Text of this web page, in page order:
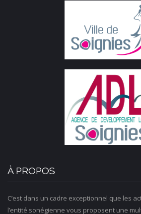
À PROPOS
C’est dans un cadre exceptionnel que les
l’entité sonégienne vous proposent une